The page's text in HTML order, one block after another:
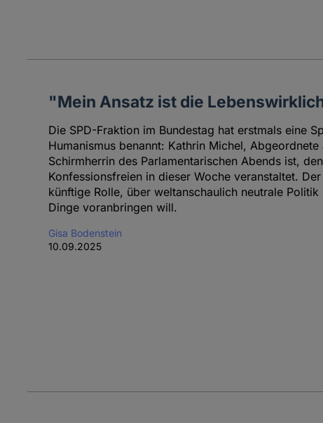
"Mein Ansatz ist die
Die SPD-Fraktion im Bundestag hat erstmals eine
Humanismus benannt: Kathrin Michel,
Schirmherrin des Parlamentarischen Abends ist,
Konfessionsfreien in dieser Woche veranstaltet.
künftige Rolle, über weltanschaulich neutrale
Dinge voranbringen will.
Gisa Bodenstein
10.09.2025